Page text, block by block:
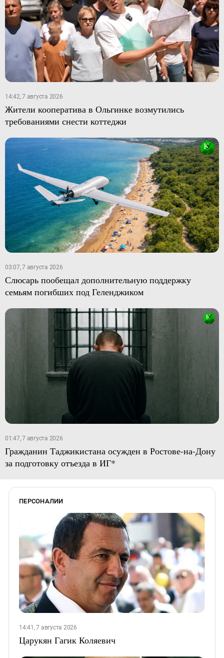
14:42, 7 августа 2026
Жители кооператива в Ольгинке возмутились
требованиями снести коттеджи
03:07, 7 августа 2026
Слюсарь пообещал дополнительную поддержку
семьям погибших под Геленджиком
01:47, 7 августа 2026
Гражданин Таджикистана осужден в Ростове-на-Дону
за подготовку отъезда в ИГ*
ПЕРСОНАЛИИ
14:41, 7 августа 2026
Царукян Гагик Коляевич